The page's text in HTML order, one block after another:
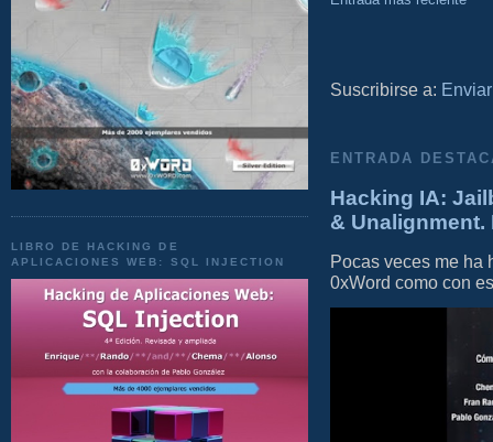
LIBRO DE HACKING DE
APLICACIONES WEB: SQL INJECTION
Suscribirse a:
ENTRADA
Hacking IA:
&
Pocas veces me ha
0xWord como con